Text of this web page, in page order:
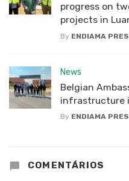
progress on
projects in
By ENDIAMA
News
Belgian
infrastructure
By ENDIAMA
COMENTÁRIOS